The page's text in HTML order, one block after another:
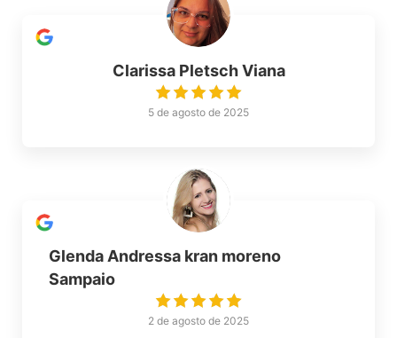
Clarissa Pletsch Viana
5 de agosto de 2025
Glenda Andressa kran moreno
Sampaio
2 de agosto de 2025